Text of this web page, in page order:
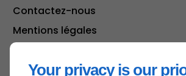
Your privacy is our
Contactez-nous
Mentions légales